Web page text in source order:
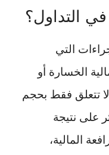
التداول؟
التي
الخسارة أو
تتعلق فقط بحجم
على نتيجة
المالية،